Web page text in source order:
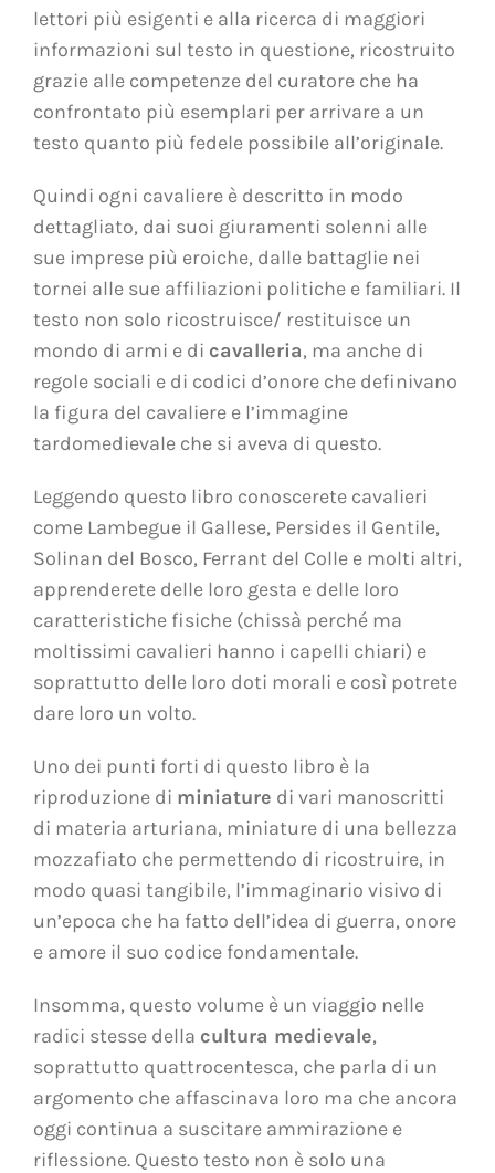
lettori più esigenti e alla ricerca di maggiori
informazioni sul testo in questione, ricostruito
grazie alle competenze del curatore che ha
confrontato più esemplari per arrivare a un
testo quanto più fedele possibile all’originale.
Quindi ogni cavaliere è descritto in modo
dettagliato, dai suoi giuramenti solenni alle
sue imprese più eroiche, dalle battaglie nei
tornei alle sue affiliazioni politiche e familiari. Il
testo non solo ricostruisce/ restituisce un
mondo di armi e di cavalleria, ma anche di
regole sociali e di codici d’onore che definivano
la figura del cavaliere e l’immagine
tardomedievale che si aveva di questo.
Leggendo questo libro conoscerete cavalieri
come Lambegue il Gallese, Persides il Gentile,
Solinan del Bosco, Ferrant del Colle e molti altri,
apprenderete delle loro gesta e delle loro
caratteristiche fisiche (chissà perché ma
moltissimi cavalieri hanno i capelli chiari) e
soprattutto delle loro doti morali e così potrete
dare loro un volto.
Uno dei punti forti di questo libro è la
riproduzione di miniature di vari manoscritti
di materia arturiana, miniature di una bellezza
mozzafiato che permettendo di ricostruire, in
modo quasi tangibile, l’immaginario visivo di
un’epoca che ha fatto dell’idea di guerra, onore
e amore il suo codice fondamentale.
Insomma, questo volume è un viaggio nelle
radici stesse della cultura medievale,
soprattutto quattrocentesca, che parla di un
argomento che affascinava loro ma che ancora
oggi continua a suscitare ammirazione e
riflessione. Questo testo non è solo una